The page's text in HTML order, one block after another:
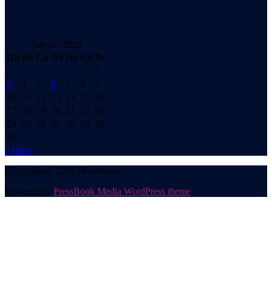
Август 2026
Пн Вт Ср Чт Пт Сб Вс
1
2
3
4 5 6 7 8
9
10
11 12 13 14 15
16
17
18 19 20 21 22 23
24 25 26 27 28 29 30
31
« Июл
Copyright © 2026 likeauto.ru.
Powered by PressBook Media WordPress theme